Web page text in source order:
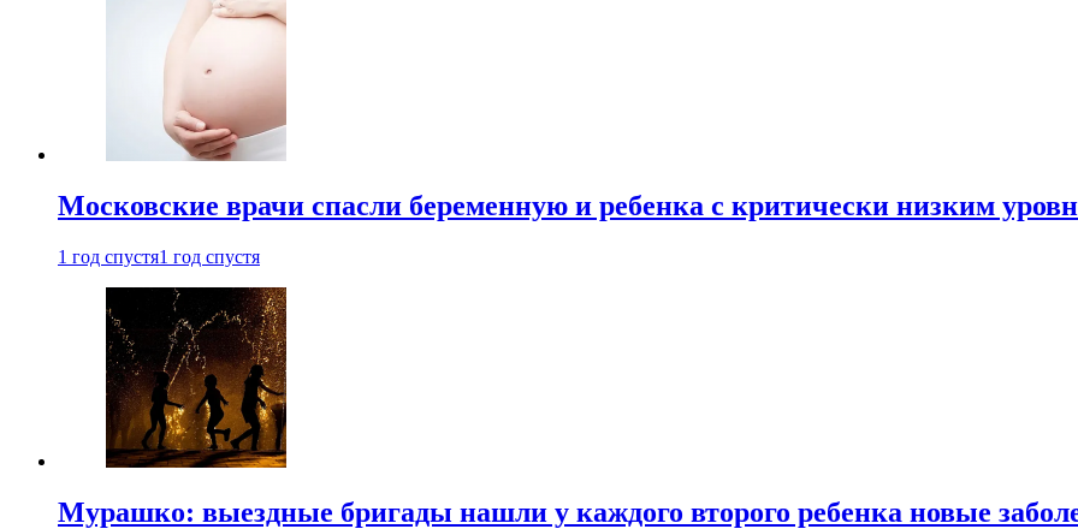
Московские врачи спасли беременную и ребенка с критически низким
1 год спустя1 год спустя
Мурашко: выездные бригады нашли у каждого второго ребенка новые